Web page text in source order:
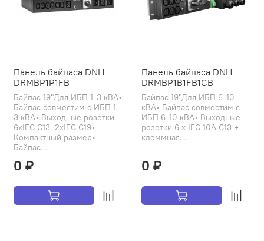
Панель байпаса DNH
DRMBP1P1FB
Байпас 19"Для ИБП 1-3 кВА•
Байпас совместим с ИБП 1-
3 кВА• Выходные розетки
6хIEC C13, 2xIEC C19•
Компактный размер•
Байпас...
0 ₽
Панель байпаса DNH
DRMBP1B1FB1CB
Байпас 19"Для ИБП 6-10
кВА• Байпас совместим с
ИБП 6-10 кВА• Выходные
розетки 6 х IEC 10А C13 +
клеммная...
0 ₽